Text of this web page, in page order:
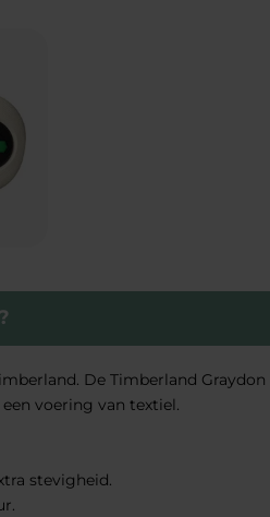
De Timberland Graydon
voering van textiel.
stevigheid.